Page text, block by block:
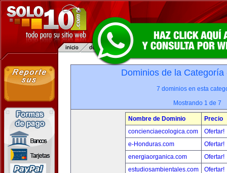
Dominios de la
7 dominios en esta
Mostrando 1 de 7
Nombre de Dominio
Precio
concienciaecologica.com
Ofertar!
e-Honduras.com
Ofertar!
energiaorganica.com
Ofertar!
estudiosambientales.com
Ofertar!